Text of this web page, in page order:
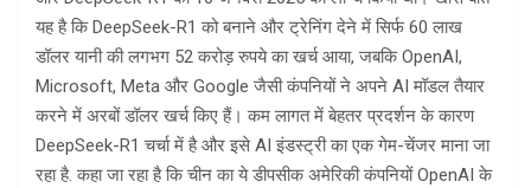
यह है कि DeepSeek-R1 को बनाने और ट्रेनिंग देने में सिर्फ 60 लाख
डॉलर यानी की लगभग 52 करोड़ रुपये का खर्च आया, जबकि OpenAI,
Microsoft, Meta और Google जैसी कंपनियों ने अपने AI मॉडल तैयार
करने में अरबों डॉलर खर्च किए हैं। कम लागत में बेहतर प्रदर्शन के कारण
DeepSeek-R1 चर्चा में है और इसे AI इंडस्ट्री का एक गेम-चेंजर माना जा
रहा है. कहा जा रहा है कि चीन का ये डीपसीक अमेरिकी कंपनियों OpenAI के